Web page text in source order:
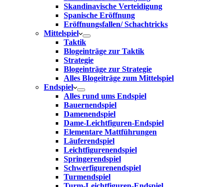
Skandinavische Verteidigung
Spanische Eröffnung
Eröffnungsfallen/ Schachtricks
Mittelspiel
Taktik
Blogeinträge zur Taktik
Strategie
Blogeinträge zur Strategie
Alles Blogeiträge zum Mittelspiel
Endspiel
Alles rund ums Endspiel
Bauernendspiel
Damenendspiel
Dame-Leichtfiguren-Endspiel
Elementare Mattführungen
Läuferendspiel
Leichtfigurenendspiel
Springerendspiel
Schwerfigurenendspiel
Turmendspiel